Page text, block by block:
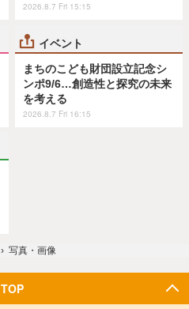
2026.8.7 Fri 15:15
イベント
まちのこども財団設立記念シ
ンポ9/6…創造性と探究の未来
を考える
2026.8.7 Fri 16:15
› 写真・画像
TOP